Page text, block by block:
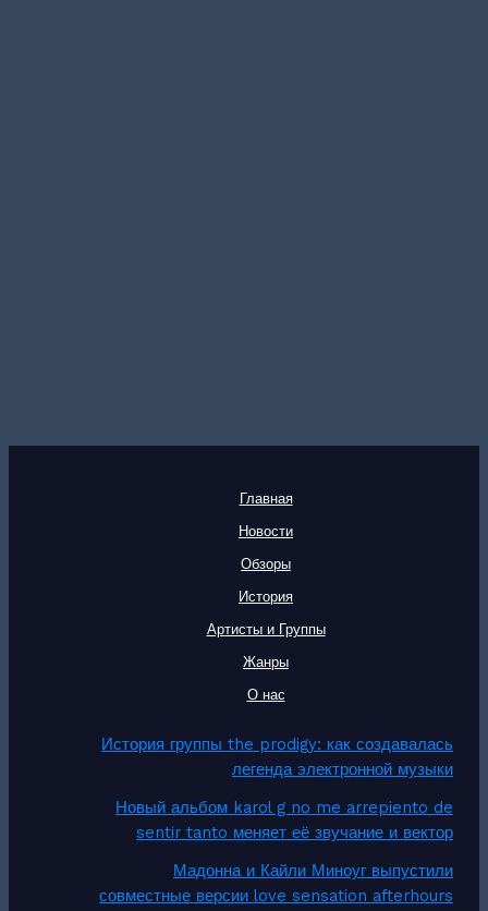
Главная
Новости
Обзоры
История
Артисты и Группы
Жанры
О нас
История группы the prodigy: как создавалась
легенда электронной музыки
Новый альбом karol g no me arrepiento de
sentir tanto меняет её звучание и вектор
Мадонна и Кайли Миноуг выпустили
совместные версии love sensation afterhours